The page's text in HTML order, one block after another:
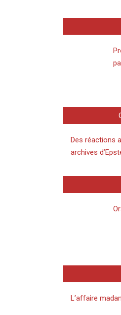
Des réactions
archives
L’affaire